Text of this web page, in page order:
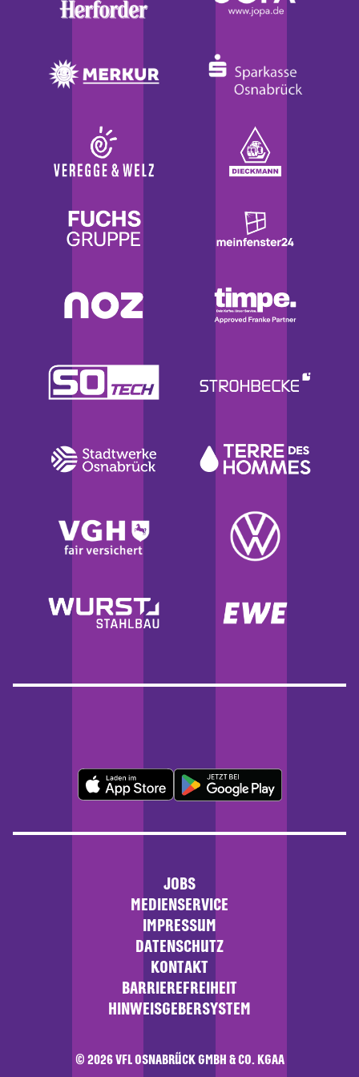
JOBS
MEDIENSERVICE
IMPRESSUM
DATENSCHUTZ
KONTAKT
BARRIEREFREIHEIT
HINWEISGEBERSYSTEM
© 2026 VFL OSNABRÜCK GMBH & CO. KGAA